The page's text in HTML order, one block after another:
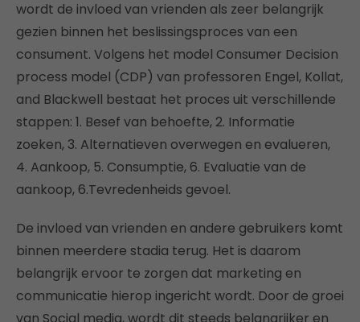
wordt de invloed van vrienden als zeer belangrijk
gezien binnen het beslissingsproces van een
consument. Volgens het model Consumer Decision
process model (CDP) van professoren Engel, Kollat,
and Blackwell bestaat het proces uit verschillende
stappen: 1. Besef van behoefte, 2. Informatie
zoeken, 3. Alternatieven overwegen en evalueren,
4. Aankoop, 5. Consumptie, 6. Evaluatie van de
aankoop, 6.Tevredenheids gevoel.
De invloed van vrienden en andere gebruikers komt
binnen meerdere stadia terug. Het is daarom
belangrijk ervoor te zorgen dat marketing en
communicatie hierop ingericht wordt. Door de groei
van Social media, wordt dit steeds belangrijker en